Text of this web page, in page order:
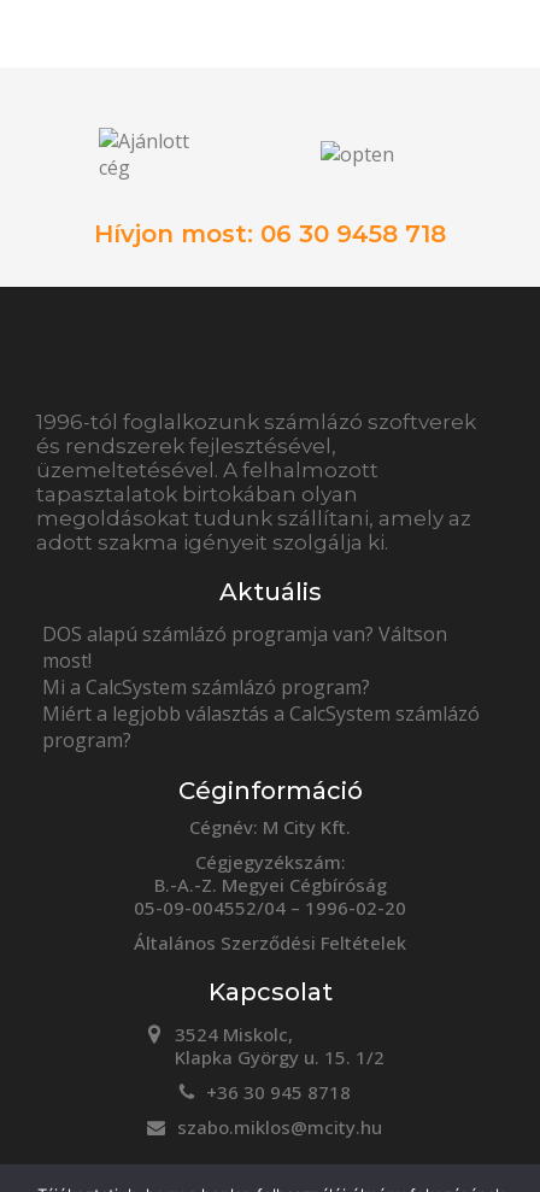
Hívjon most: 06 30 9458 718
1996-tól foglalkozunk számlázó szoftverek
és rendszerek fejlesztésével,
üzemeltetésével. A felhalmozott
tapasztalatok birtokában olyan
megoldásokat tudunk szállítani, amely az
adott szakma igényeit szolgálja ki.
Aktuális
DOS alapú számlázó programja van? Váltson
most!
Mi a CalcSystem számlázó program?
Miért a legjobb választás a CalcSystem számlázó
program?
Céginformáció
Cégnév: M City Kft.
Cégjegyzékszám:
B.-A.-Z. Megyei Cégbíróság
05-09-004552/04 – 1996-02-20
Általános Szerződési Feltételek
Kapcsolat
3524 Miskolc,
Klapka György u. 15. 1/2
+36 30 945 8718
szabo.miklos@mcity.hu